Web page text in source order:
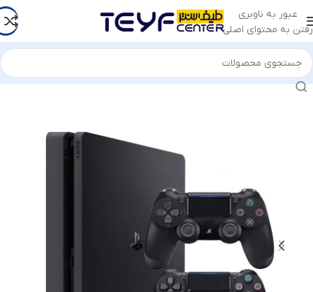
عبور به ناوبری
رفتن به محتوای اصلی
خانه/کالای دیجیتال/ابزار های سرگرمی/کنسول بازی